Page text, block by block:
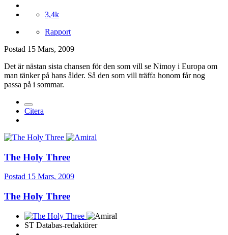
3,4k
Rapport
Postad 15 Mars, 2009
Det är nästan sista chansen för den som vill se Nimoy i Europa om
man tänker på hans ålder. Så den som vill träffa honom får nog
passa på i sommar.
Citera
The Holy Three
Postad 15 Mars, 2009
The Holy Three
ST Databas-redaktörer